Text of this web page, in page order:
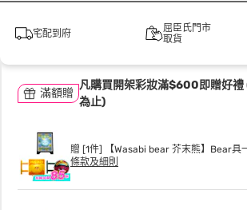
宅配到府
屈臣氏門市
取貨
滿額贈
凡購買開架彩妝滿$600即贈好禮
為止)
贈 [1件] 【Wasabi bear 芥末熊】Bear具
條款及細則